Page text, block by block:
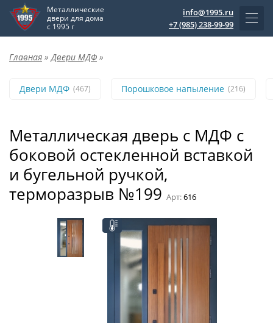
Металлические
двери для дома
с 1995 г
info@1995.ru
+7 (985) 238-99-99
Главная » Двери МДФ »
Двери МДФ (467) Порошковое напыление (216)
Металлическая дверь с МДФ с
боковой остекленной вставкой
и бугельной ручкой,
терморазрыв №199 Арт:616